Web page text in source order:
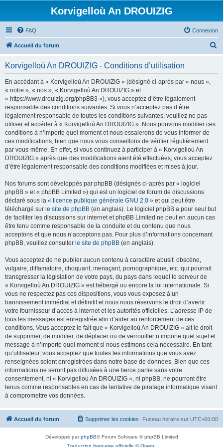
Korvigelloù An DROUIZIG
FAQ Connexion
Accueil du forum
Korvigelloù An DROUIZIG - Conditions d’utilisation
En accédant à « Korvigelloù An DROUIZIG » (désigné ci-après par « nous »,
« notre », « nos », « Korvigelloù An DROUIZIG » et
« https://www.drouizig.org/phpBB3 »), vous acceptez d’être légalement
responsable des conditions suivantes. Si vous n’acceptez pas d’être
légalement responsable de toutes les conditions suivantes, veuillez ne pas
utiliser et accéder à « Korvigelloù An DROUIZIG ». Nous pouvons modifier ces
conditions à n’importe quel moment et nous essaierons de vous informer de
ces modifications, bien que nous vous conseillons de vérifier régulièrement
par vous-même. En effet, si vous continuez à participer à « Korvigelloù An
DROUIZIG » après que des modifications aient été effectuées, vous acceptez
d’être légalement responsable des conditions modifiées et mises à jour.
Nos forums sont développés par phpBB (désignés ci-après par « logiciel
phpBB » et « phpBB Limited ») qui est un logiciel de forum de discussions
déclaré sous la « licence publique générale GNU 2.0 » et qui peut être
téléchargé sur le site de phpBB (en anglais). Le logiciel phpBB a pour seul but
de faciliter les discussions sur internet et phpBB Limited ne peut en aucun cas
être tenu comme responsable de la conduite et du contenu que nous
acceptons et que nous n’acceptons pas. Pour plus d’informations concernant
phpBB, veuillez consulter le site de phpBB (en anglais).
Vous acceptez de ne publier aucun contenu à caractère abusif, obscène,
vulgaire, diffamatoire, choquant, menaçant, pornographique, etc. qui pourrait
transgresser la législation de votre pays, du pays dans lequel le serveur de
« Korvigelloù An DROUIZIG » est hébergé ou encore la loi internationale. Si
vous ne respectez pas ces dispositions, vous vous exposez à un
bannissement immédiat et définitif et nous nous réservons le droit d’avertir
votre fournisseur d’accès à internet et les autorités officielles. L’adresse IP de
tous les messages est enregistrée afin d’aider au renforcement de ces
conditions. Vous acceptez le fait que « Korvigelloù An DROUIZIG » ait le droit
de supprimer, de modifier, de déplacer ou de verrouiller n’importe quel sujet et
message à n’importe quel moment si nous estimons cela nécessaire. En tant
qu’utilisateur, vous acceptez que toutes les informations que vous avez
renseignées soient enregistrées dans notre base de données. Bien que ces
informations ne seront pas diffusées à une tierce partie sans votre
consentement, ni « Korvigelloù An DROUIZIG », ni phpBB, ne pourront être
tenus comme responsables en cas de tentative de piratage informatique visant
à compromettre vos données.
Accueil du forum Fuseau horaire sur UTC+01:00
Supprimer les cookies
Développé parphpBB® Forum Software © phpBB Limited
Traduction française officielle ©Qiaeru